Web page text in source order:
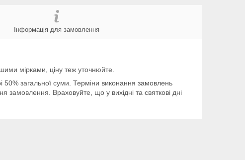
Інформація для замовлення
мірками, ціну теж уточнюйте.
загальної суми. Терміни виконання замовлень
замовлення. Враховуйте, що у вихідні та святкові дні